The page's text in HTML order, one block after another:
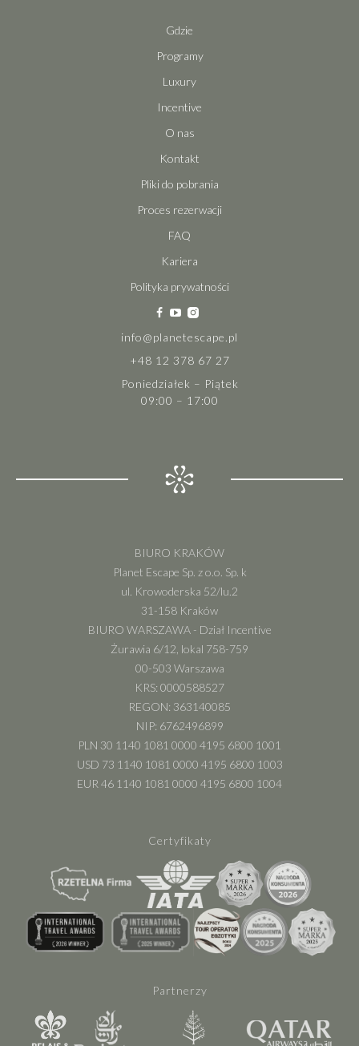
Gdzie
Programy
Luxury
Incentive
O nas
Kontakt
Pliki do pobrania
Proces rezerwacji
FAQ
Kariera
Polityka prywatności
info@planetescape.pl
+48 12 378 67 27
Poniedziałek – Piątek
09:00 – 17:00
BIURO KRAKÓW
Planet Escape Sp. z o.o. Sp. k
ul. Krowoderska 52/lu.2
31-158 Kraków
BIURO WARSZAWA - Dział Incentive
Żurawia 6/12, lokal 758-759
00-503 Warszawa
KRS: 0000588527
REGON: 363140085
NIP: 6762496899
PLN 30 1140 1081 0000 4195 6800 1001
USD 73 1140 1081 0000 4195 6800 1003
EUR 46 1140 1081 0000 4195 6800 1004
Certyfikaty
Partnerzy